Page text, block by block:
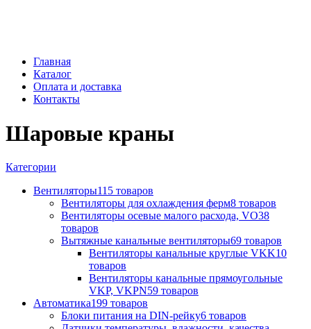
Главная
Каталог
Оплата и доставка
Контакты
Шаровые краны
Категории
Вентиляторы115 товаров
Вентиляторы для охлаждения ферм8 товаров
Вентиляторы осевые малого расхода, VO38
товаров
Вытяжные канальные вентиляторы69 товаров
Вентиляторы канальные круглые VKK10
товаров
Вентиляторы канальные прямоугольные
VKP, VKPN59 товаров
Автоматика199 товаров
Блоки питания на DIN-рейку6 товаров